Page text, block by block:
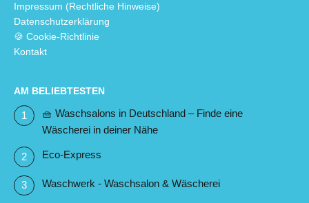
Impressum (Rechtliche Hinweise)
Datenschutzerklärung
🍪 Cookie-Richtlinie
Kontakt
AM BELIEBTESTEN
🧺 Waschsalons in Deutschland – Finde eine
Wäscherei in deiner Nähe
Eco-Express
Waschwerk - Waschsalon & Wäscherei